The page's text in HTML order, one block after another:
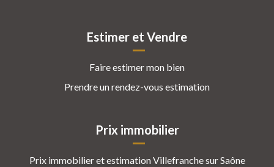
Estimer et Vendre
Faire estimer mon bien
Prendre un rendez-vous estimation
Prix immobilier
Prix immobilier et estimation Villefranche sur Saône